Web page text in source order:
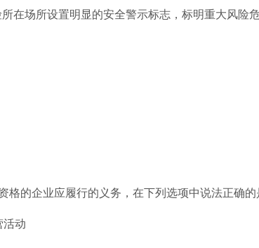
在场所设置明显的安全警示标志，标明重大风险
格的企业应履行的义务，在下列选项中说法正确的
活动